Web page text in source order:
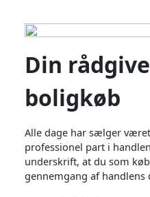
Din
boligkøb
Alle dage har sælger
professionel part i
underskrift, at du som
gennemgang af handlens